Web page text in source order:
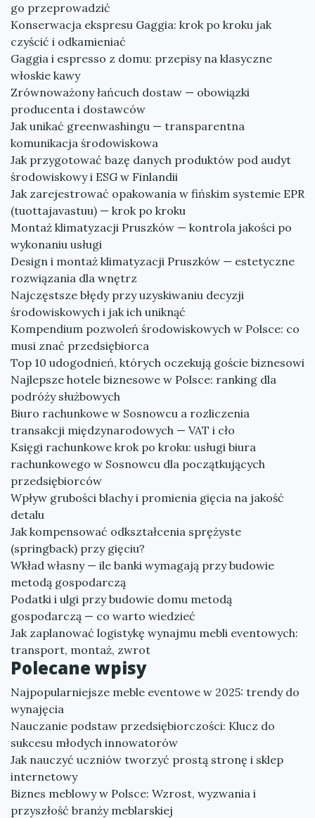
go przeprowadzić
Konserwacja ekspresu Gaggia: krok po kroku jak
czyścić i odkamieniać
Gaggia i espresso z domu: przepisy na klasyczne
włoskie kawy
Zrównoważony łańcuch dostaw — obowiązki
producenta i dostawców
Jak unikać greenwashingu — transparentna
komunikacja środowiskowa
Jak przygotować bazę danych produktów pod audyt
środowiskowy i ESG w Finlandii
Jak zarejestrować opakowania w fińskim systemie EPR
(tuottajavastuu) — krok po kroku
Montaż klimatyzacji Pruszków — kontrola jakości po
wykonaniu usługi
Design i montaż klimatyzacji Pruszków — estetyczne
rozwiązania dla wnętrz
Najczęstsze błędy przy uzyskiwaniu decyzji
środowiskowych i jak ich uniknąć
Kompendium pozwoleń środowiskowych w Polsce: co
musi znać przedsiębiorca
Top 10 udogodnień, których oczekują goście biznesowi
Najlepsze hotele biznesowe w Polsce: ranking dla
podróży służbowych
Biuro rachunkowe w Sosnowcu a rozliczenia
transakcji międzynarodowych — VAT i cło
Księgi rachunkowe krok po kroku: usługi biura
rachunkowego w Sosnowcu dla początkujących
przedsiębiorców
Wpływ grubości blachy i promienia gięcia na jakość
detalu
Jak kompensować odkształcenia sprężyste
(springback) przy gięciu?
Wkład własny — ile banki wymagają przy budowie
metodą gospodarczą
Podatki i ulgi przy budowie domu metodą
gospodarczą — co warto wiedzieć
Jak zaplanować logistykę wynajmu mebli eventowych:
transport, montaż, zwrot
Polecane wpisy
Najpopularniejsze meble eventowe w 2025: trendy do
wynajęcia
Nauczanie podstaw przedsiębiorczości: Klucz do
sukcesu młodych innowatorów
Jak nauczyć uczniów tworzyć prostą stronę i sklep
internetowy
Biznes meblowy w Polsce: Wzrost, wyzwania i
przyszłość branży meblarskiej